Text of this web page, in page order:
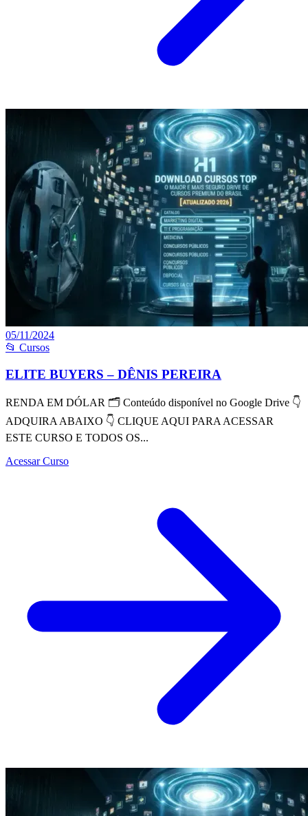
05/11/2024
📂 Cursos
ELITE BUYERS – DÊNIS PEREIRA
RENDA EM DÓLAR 🗂 Conteúdo disponível no Google Drive 👇
ADQUIRA ABAIXO 👇 CLIQUE AQUI PARA ACESSAR
ESTE CURSO E TODOS OS...
Acessar Curso